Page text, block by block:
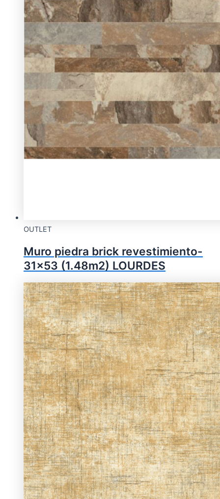
OUTLET
Muro piedra brick revestimiento-
31×53 (1.48m2) LOURDES